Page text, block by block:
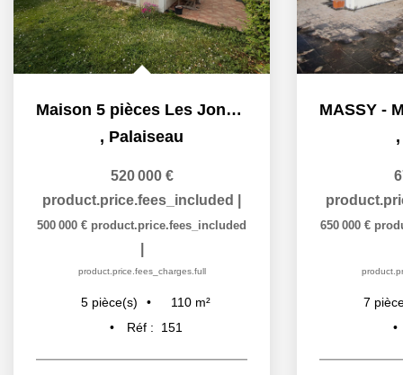
Maison 5 pièces Les Joncherettes
, Palaiseau
520 000 €
product.price.fees_included
500 000 € product.price.fees_included
product.price.fees_charges.full
5 pièce(s) 110 m²
Réf :
151
650 000 €
7